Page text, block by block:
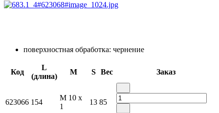
поверхностная обработка: чернение
Код
L
(длина)
M S Вес Заказ
623066 154
M 10 x
1
13 85